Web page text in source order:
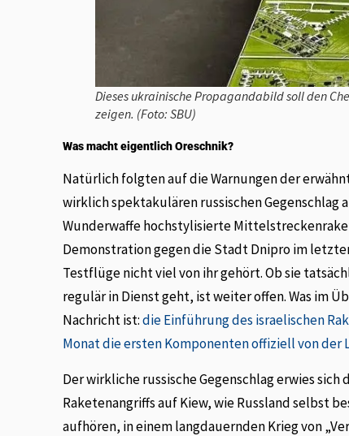
Dieses ukrainische Propagandabild soll den
zeigen. (Foto: SBU)
Was macht eigentlich Oreschnik?
Natürlich folgten auf die Warnungen der
wirklich spektakulären russischen
Wunderwaffe hochstylisierte
Demonstration gegen die Stadt Dnipro im
Testflüge nicht viel von ihr gehört. Ob sie
regulär in Dienst geht, ist weiter offen. Was im
Nachricht ist:die Einführung des israelischen
Monat die ersten Komponenten offiziell von
Der wirkliche russische Gegenschlag erwies
Raketenangriffs auf Kiew, wie Russland selbst
aufhören, in einem langdauernden Krieg von